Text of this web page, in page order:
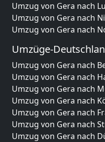
Umzug von Gera nach
Umzug von Gera nach
Umzug von Gera nach
Umzüge-
Umzug von Gera nach
Umzug von Gera nach
Umzug von Gera nach
Umzug von Gera nach
Umzug von Gera nach
Umzug von Gera nach
Umzug von Gera nach